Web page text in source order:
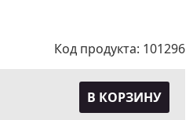
Код продукта: 101296
В КОРЗИНУ